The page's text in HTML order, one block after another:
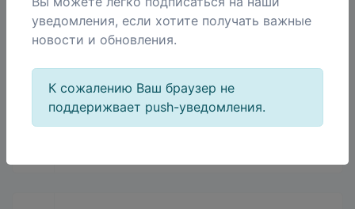
Похожие инструменты
PNG в JPG
уведомления, если хотите получать важные
новости и обновления.
К сожалению Ваш браузер не
поддерижвает push-уведомления.